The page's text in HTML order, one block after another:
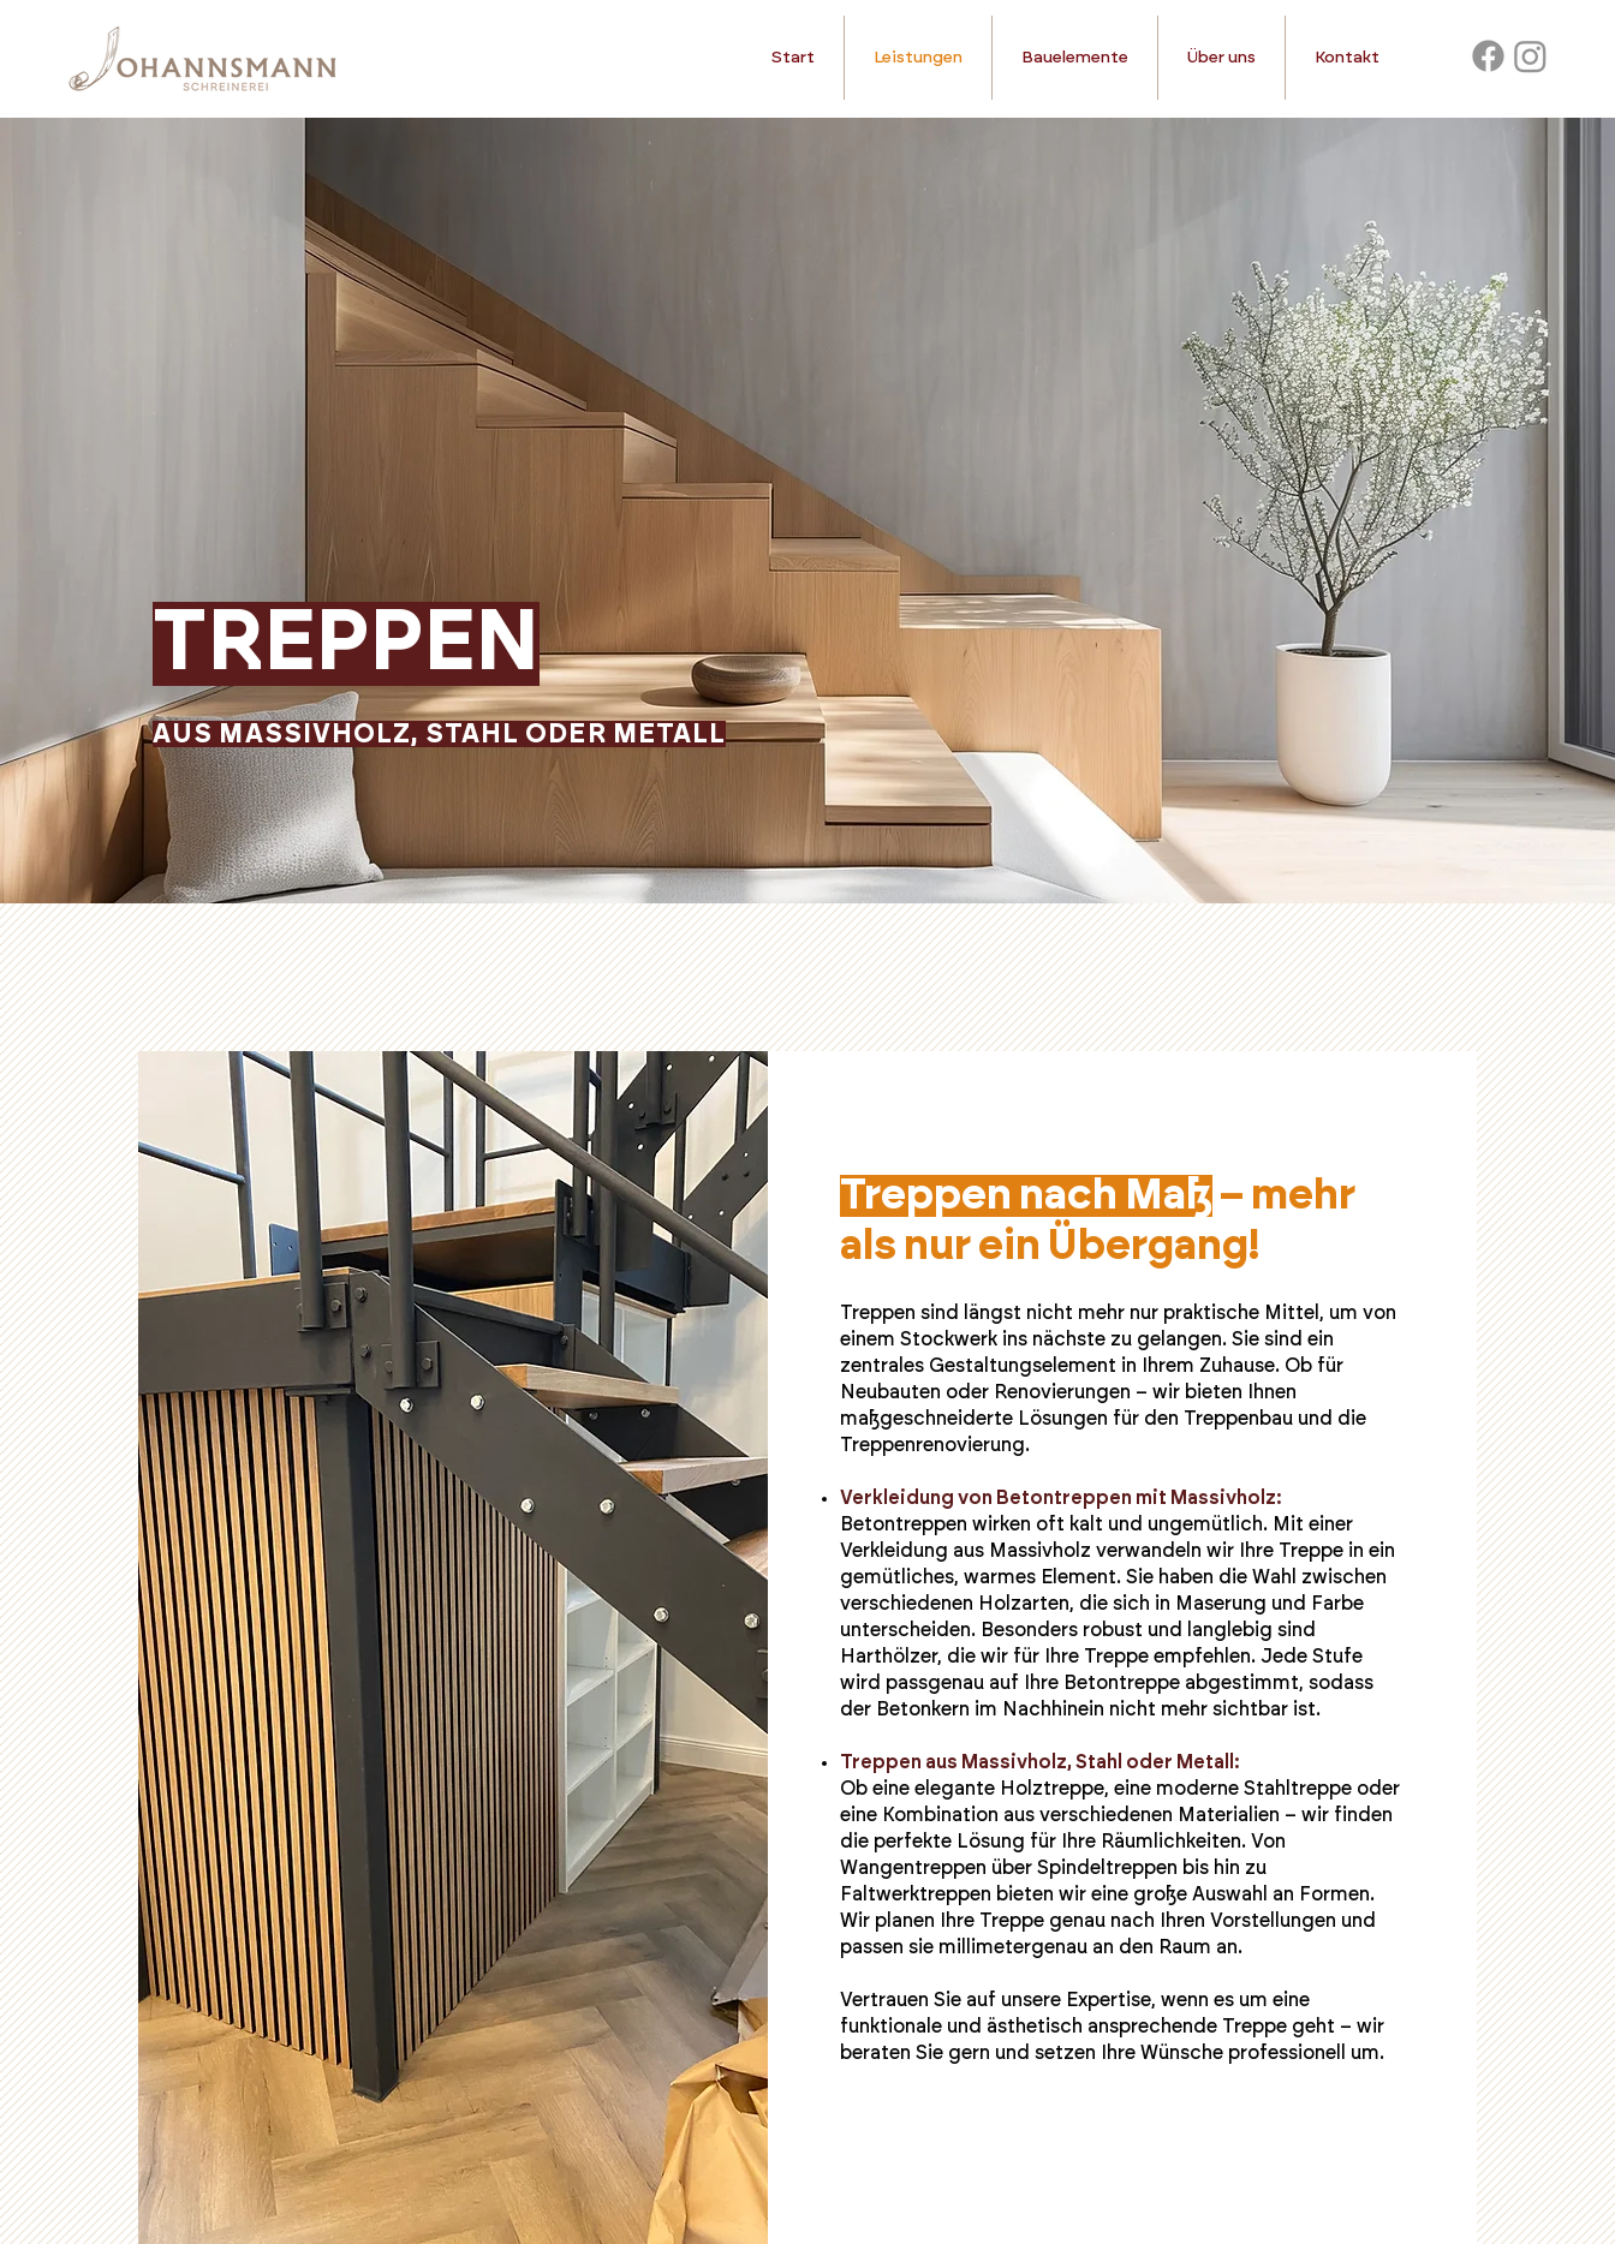
Start Leistungen Bauelemente Über uns Kontakt
TREPPEN
AUS MASSIVHOLZ, STAHL ODER METALL
Treppen nach Maß – mehr
als nur ein Übergang!
Treppen sind längst nicht mehr nur praktische Mittel, um von
einem Stockwerk ins nächste zu gelangen. Sie sind ein
zentrales Gestaltungselement in Ihrem Zuhause. Ob für
Neubauten oder Renovierungen – wir bieten Ihnen
maßgeschneiderte Lösungen für den Treppenbau und die
Treppenrenovierung.
Verkleidung von Betontreppen mit Massivholz:
Betontreppen wirken oft kalt und ungemütlich. Mit einer
Verkleidung aus Massivholz verwandeln wir Ihre Treppe in ein
gemütliches, warmes Element. Sie haben die Wahl zwischen
verschiedenen Holzarten, die sich in Maserung und Farbe
unterscheiden. Besonders robust und langlebig sind
Harthölzer, die wir für Ihre Treppe empfehlen. Jede Stufe
wird passgenau auf Ihre Betontreppe abgestimmt, sodass
der Betonkern im Nachhinein nicht mehr sichtbar ist.
Treppen aus Massivholz, Stahl oder Metall:
Ob eine elegante Holztreppe, eine moderne Stahltreppe oder
eine Kombination aus verschiedenen Materialien – wir finden
die perfekte Lösung für Ihre Räumlichkeiten. Von
Wangentreppen über Spindeltreppen bis hin zu
Faltwerktreppen bieten wir eine große Auswahl an Formen.
Wir planen Ihre Treppe genau nach Ihren Vorstellungen und
passen sie millimetergenau an den Raum an.
Vertrauen Sie auf unsere Expertise, wenn es um eine
funktionale und ästhetisch ansprechende Treppe geht – wir
beraten Sie gern und setzen Ihre Wünsche professionell um.